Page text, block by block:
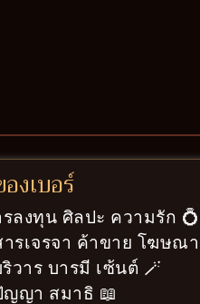
งเบอร์
รลงทุน ศิลปะ ความรัก 💍
ารเจรจา ค้าขาย โฆษณ
วาร บารมี เซ้นต์ 🪄
ญญา สมาธิ 📖